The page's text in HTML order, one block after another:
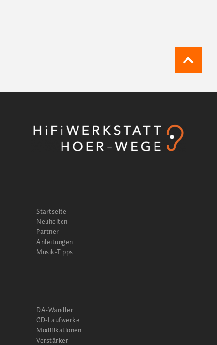
Startseite
Neuheiten
Partner
Anleitungen
Musik-Tipps
DA-Wandler
CD-Laufwerke
Modifikationen
Verstärker